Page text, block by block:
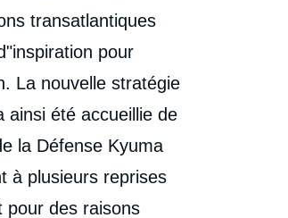
transatlantiques
pour
La nouvelle stratégie
ainsi été accueillie de
la Défense Kyuma
à plusieurs reprises
pour des raisons